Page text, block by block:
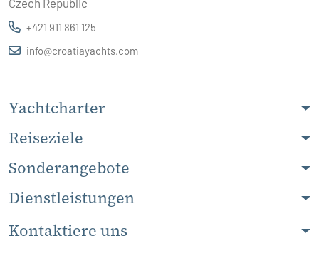
Czech Republic
+421 911 861 125
info@croatiayachts.com
Yachtcharter
Reiseziele
Sonderangebote
Dienstleistungen
Kontaktiere uns